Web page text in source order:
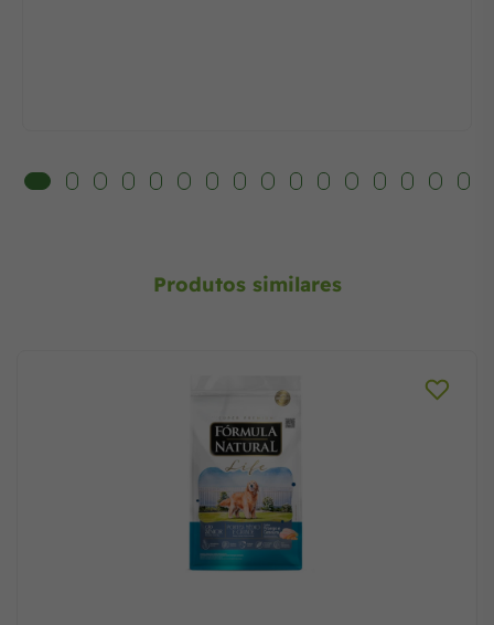
Produtos similares
Ração Fórmula Natural Pró Super Premium Cães Filhotes
Portes Médio e Grande Sabor Frango e Arroz Integral
à vista no PIX